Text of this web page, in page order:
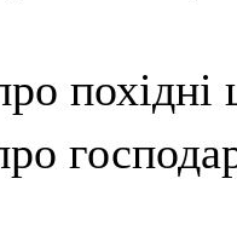
похідні